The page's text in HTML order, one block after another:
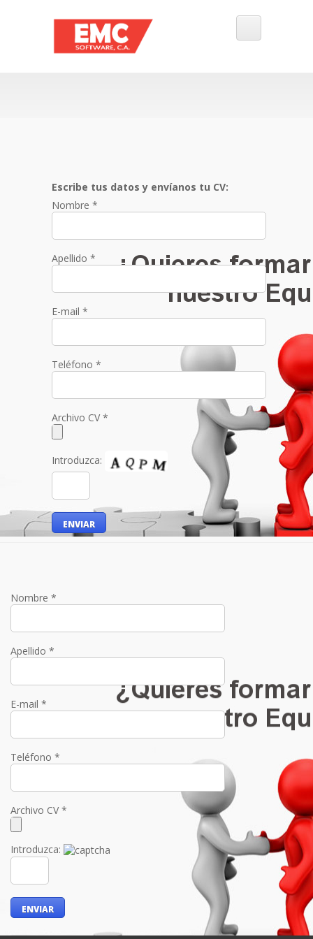
Escribe tus datos y envíanos tu CV:
Nombre *
Apellido *
E-mail *
Teléfono *
Archivo CV *
Introduzca:
Nombre *
Apellido *
E-mail *
Teléfono *
Archivo CV *
Introduzca: